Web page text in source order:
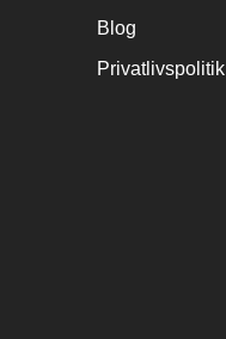
Blog
Privatlivspolitik